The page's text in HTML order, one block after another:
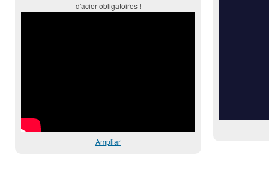
d'acier obligatoires !
Ampliar